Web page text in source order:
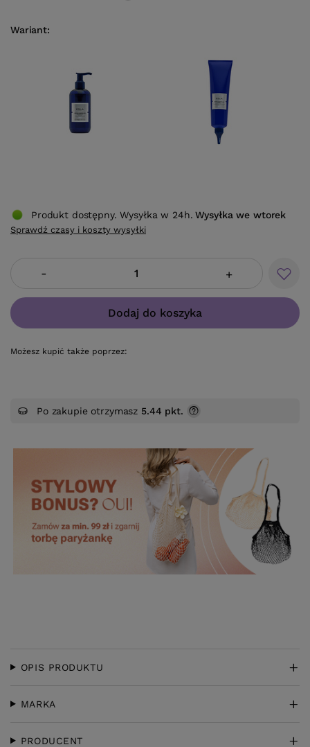
Wariant
- +
Dodaj do koszyka
Możesz kupić także poprzez:
Produkt dostępny. Wysyłka w 24h. Wysyłkawe wtorek
Sprawdź czasy i koszty wysyłki
Po zakupie otrzymasz 5.44 pkt.
OPIS PRODUKTU
MARKA
PRODUCENT